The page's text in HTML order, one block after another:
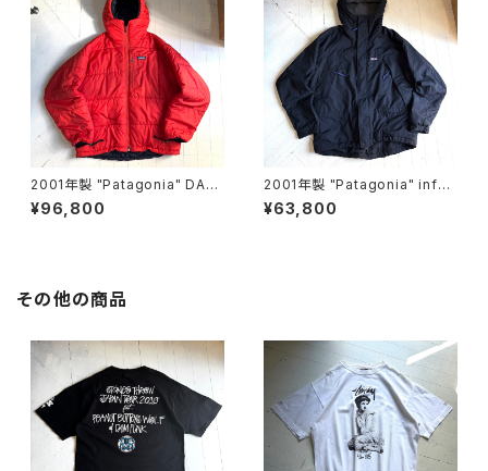
2001年製 "Patagonia" DAS
PARKA
¥96,800
2001年製 "Patagonia" infur
no jacket
¥63,800
その他の商品